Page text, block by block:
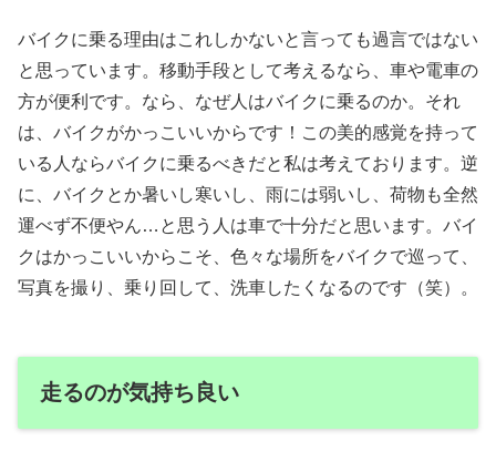
バイクに乗る理由はこれしかないと言っても過言ではない
と思っています。移動手段として考えるなら、車や電車の
方が便利です。なら、なぜ人はバイクに乗るのか。それ
は、バイクがかっこいいからです！この美的感覚を持って
いる人ならバイクに乗るべきだと私は考えております。逆
に、バイクとか暑いし寒いし、雨には弱いし、荷物も全然
運べず不便やん…と思う人は車で十分だと思います。バイ
クはかっこいいからこそ、色々な場所をバイクで巡って、
写真を撮り、乗り回して、洗車したくなるのです（笑）。
走るのが気持ち良い